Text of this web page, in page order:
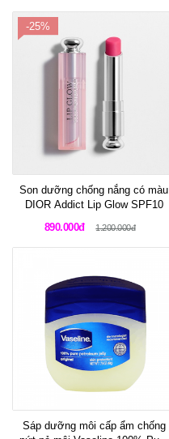
-25%
Son dưỡng chống nắng có màu
DIOR Addict Lip Glow SPF10
890.000đ
1.200.000đ
Sáp dưỡng môi cấp ẩm chống